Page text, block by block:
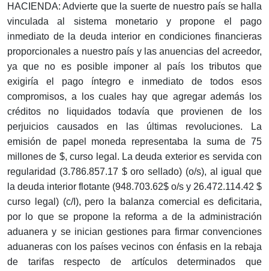
HACIENDA: Advierte que la suerte de nuestro país se halla
vinculada al sistema monetario y propone el pago
inmediato de la deuda interior en condiciones financieras
proporcionales a nuestro país y las anuencias del acreedor,
ya que no es posible imponer al país los tributos que
exigiría el pago íntegro e inmediato de todos esos
compromisos, a los cuales hay que agregar además los
créditos no liquidados todavía que provienen de los
perjuicios causados en las últimas revoluciones. La
emisión de papel moneda representaba la suma de 75
millones de $, curso legal. La deuda exterior es servida con
regularidad (3.786.857.17 $ oro sellado) (o/s), al igual que
la deuda interior flotante (948.703.62$ o/s y 26.472.114.42 $
curso legal) (c/I), pero la balanza comercial es deficitaria,
por lo que se propone la reforma a de la administración
aduanera y se inician gestiones para firmar convenciones
aduaneras con los países vecinos con énfasis en la rebaja
de tarifas respecto de artículos determinados que